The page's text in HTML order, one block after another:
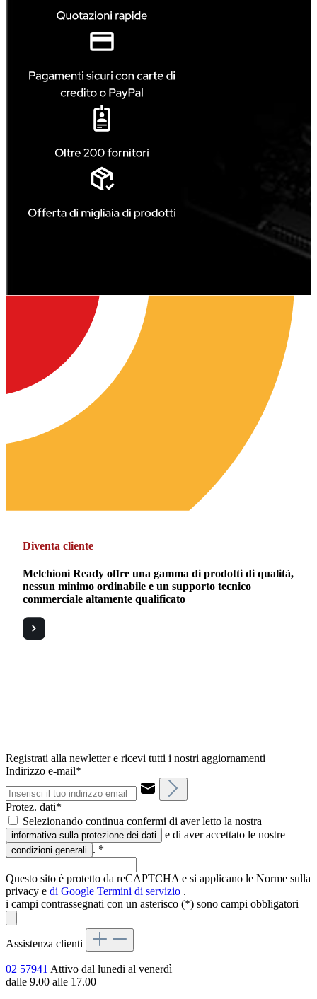
Diventa cliente
Melchioni Ready offre una gamma di prodotti di qualità,
nessun minimo ordinabile e un supporto tecnico
commerciale altamente qualificato
Registrati alla newletter e ricevi tutti i nostri aggiornamenti
Indirizzo e-mail*
Protez. dati*
Selezionando continua confermi di aver letto la nostra
informativa sulla protezione dei dati e di aver accettato le nostre
condizioni generali . *
Questo sito è protetto da reCAPTCHA e si applicano le Norme sulla
privacy e di Google Termini di servizio .
i campi contrassegnati con un asterisco (*) sono campi obbligatori
Assistenza clienti
02 57941 Attivo dal lunedi al venerdì
dalle 9.00 alle 17.00